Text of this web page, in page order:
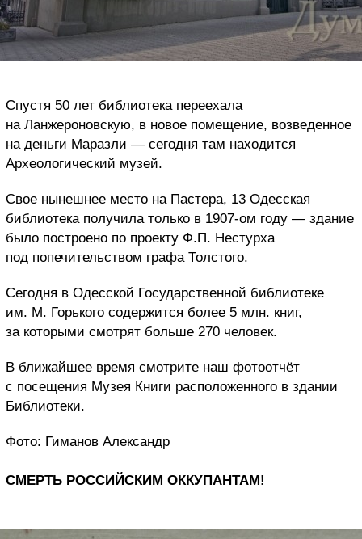
Спустя 50 лет библиотека переехала
на Ланжероновскую, в новое помещение, возведенное
на деньги Маразли — сегодня там находится
Археологический музей.
Свое нынешнее место на Пастера, 13 Одесская
библиотека получила только в 1907-ом году — здание
было построено по проекту Ф.П. Нестурха
под попечительством графа Толстого.
Сегодня в Одесской Государственной библиотеке
им. М. Горького содержится более 5 млн. книг,
за которыми смотрят больше 270 человек.
В ближайшее время смотрите наш фотоотчёт
с посещения Музея Книги расположенного в здании
Библиотеки.
Фото: Гиманов Александр
СМЕРТЬ РОССИЙСКИМ ОККУПАНТАМ!